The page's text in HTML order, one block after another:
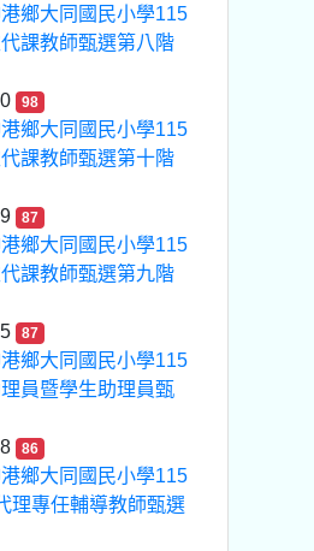
鄉大同國民小學115
課教師甄選第八階
98
鄉大同國民小學115
課教師甄選第十階
87
鄉大同國民小學115
課教師甄選第九階
87
鄉大同國民小學115
員暨學生助理員甄
86
鄉大同國民小學115
理專任輔導教師甄選